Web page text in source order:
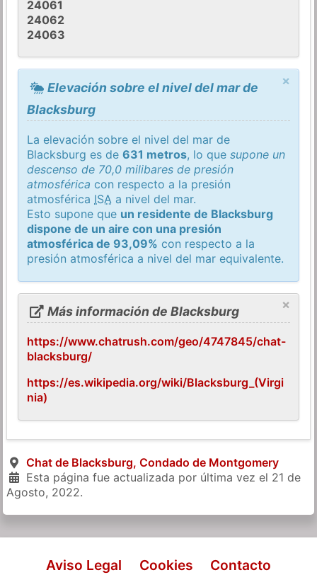
24061
24062
24063
×
Elevación sobre el nivel del mar de
Blacksburg
La elevación sobre el nivel del mar de
Blacksburg es de631 metros, lo quesupone un
descenso de 70,0 milibares de presión
atmosférica con respecto a la presión
atmosférica ISA a nivel del mar.
Esto supone que un residente de Blacksburg
dispone de un aire con una presión
atmosférica de 93,09% con respecto a la
presión atmosférica a nivel del mar equivalente.
×
Más información de Blacksburg
https://www.chatrush.com/geo/4747845/chat-
blacksburg/
https://es.wikipedia.org/wiki/Blacksburg_(Virgi
nia)
Chat de Blacksburg, Condado de Montgomery
Esta página fue actualizada por última vez el 21 de
Agosto, 2022.
Aviso Legal Cookies Contacto